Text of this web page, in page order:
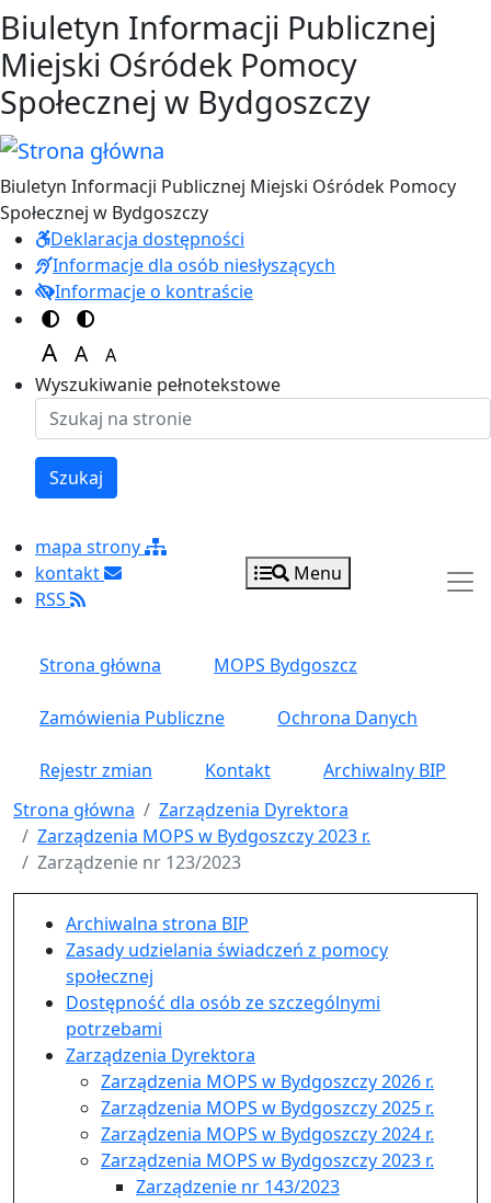
Przejdź do treści
Przejdź do menu
Biuletyn Informacji Publicznej
Miejski Ośródek Pomocy
Społecznej w Bydgoszczy
Biuletyn Informacji Publicznej Miejski Ośródek Pomocy
Społecznej w Bydgoszczy
Deklaracja dostępności
Informacje dla osób niesłyszących
Informacje o kontraście
Switch to color theme
Switch to high visibility theme
A
Set font size to 150%
A
Set font size to 125%
A
Set font size to 100%
Wyszukiwanie pełnotekstowe
Szukaj
mapa strony
kontakt
RSS
Menu
Strona główna MOPS Bydgoszcz
Zamówienia Publiczne Ochrona Danych
Rejestr zmian Kontakt
Archiwalny BIP
Strona główna
Zarządzenia Dyrektora
Zarządzenia MOPS w Bydgoszczy 2023 r.
Zarządzenie nr 123/2023
Menu główne pionowe
Archiwalna strona BIP
Zasady udzielania świadczeń z pomocy
społecznej
Dostępność dla osób ze szczególnymi
potrzebami
Zarządzenia Dyrektora
Zarządzenia MOPS w Bydgoszczy 2026 r.
Zarządzenia MOPS w Bydgoszczy 2025 r.
Zarządzenia MOPS w Bydgoszczy 2024 r.
Zarządzenia MOPS w Bydgoszczy 2023 r.
Zarządzenie nr 143/2023